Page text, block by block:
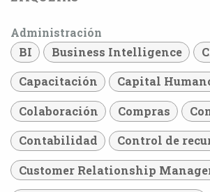
Administración
BI
Business Intelligence
Capacitación Capital
Colaboración Compras
Contabilidad Control de
Customer Relationship